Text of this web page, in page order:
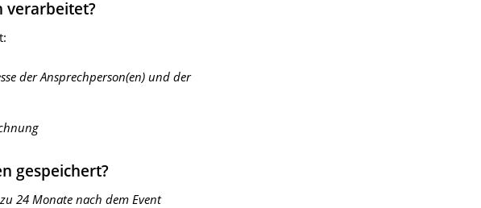
verarbeitet?
der Ansprechperson(en) und der
gespeichert?
24 Monate nach dem Event